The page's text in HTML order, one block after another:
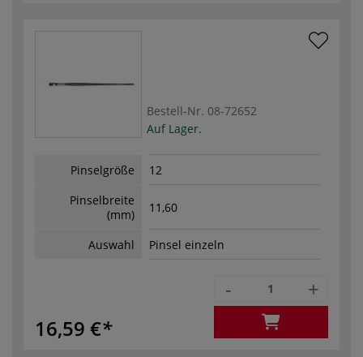
Bestell-Nr. 08-72652
Auf Lager.
Pinselgröße
12
Pinselbreite
(mm)
11,60
Auswahl Pinsel einzeln
16,59 €
- +